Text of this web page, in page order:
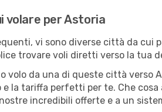
volare per Astoria
vi sono diverse città da
trovare voli diretti verso la tua
volo da una di queste città verso
la tariffa perfetti per te. Che
incredibili offerte e a un